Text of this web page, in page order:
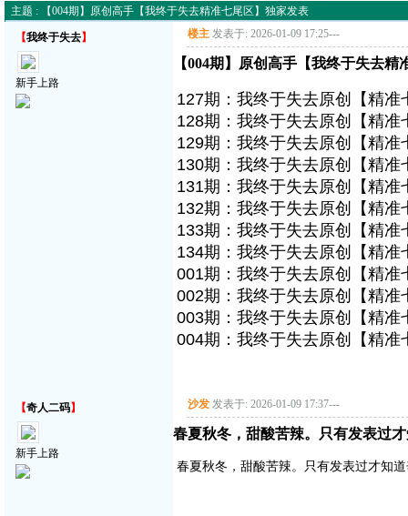
主题 : 【004期】原创高手【我终于失去精准七尾区】独家发表
【我终于失去】
新手上路
楼主 发表于: 2026-01-09 17:25---
【004期】原创高手【我终于失去精
127期：我终于失去原创【精
128期：我终于失去原创【精
129期：我终于失去原创【精
130期：我终于失去原创【精
131期：我终于失去原创【精
132期：我终于失去原创【精
133期：我终于失去原创【精
134期：我终于失去原创【精
001期：我终于失去原创【精
002期：我终于失去原创【精
003期：我终于失去原创【精
004期：我终于失去原创【精
【奇人二码】
新手上路
沙发 发表于: 2026-01-09 17:37---
春夏秋冬，甜酸苦辣。只有发表过
春夏秋冬，甜酸苦辣。只有发表过才知